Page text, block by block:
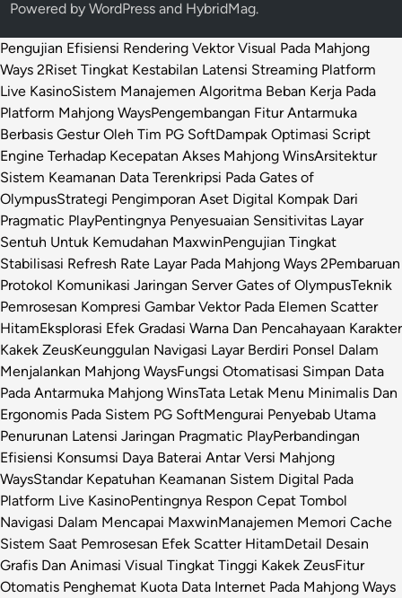
Powered byWordPress and HybridMag.
Pengujian Efisiensi Rendering Vektor Visual Pada Mahjong
Ways 2Riset Tingkat Kestabilan Latensi Streaming Platform
Live KasinoSistem Manajemen Algoritma Beban Kerja Pada
Platform Mahjong WaysPengembangan Fitur Antarmuka
Berbasis Gestur Oleh Tim PG SoftDampak Optimasi Script
Engine Terhadap Kecepatan Akses Mahjong WinsArsitektur
Sistem Keamanan Data Terenkripsi Pada Gates of
OlympusStrategi Pengimporan Aset Digital Kompak Dari
Pragmatic PlayPentingnya Penyesuaian Sensitivitas Layar
Sentuh Untuk Kemudahan MaxwinPengujian Tingkat
Stabilisasi Refresh Rate Layar Pada Mahjong Ways 2Pembaruan
Protokol Komunikasi Jaringan Server Gates of OlympusTeknik
Pemrosesan Kompresi Gambar Vektor Pada Elemen Scatter
HitamEksplorasi Efek Gradasi Warna Dan Pencahayaan Karakter
Kakek ZeusKeunggulan Navigasi Layar Berdiri Ponsel Dalam
Menjalankan Mahjong WaysFungsi Otomatisasi Simpan Data
Pada Antarmuka Mahjong WinsTata Letak Menu Minimalis Dan
Ergonomis Pada Sistem PG SoftMengurai Penyebab Utama
Penurunan Latensi Jaringan Pragmatic PlayPerbandingan
Efisiensi Konsumsi Daya Baterai Antar Versi Mahjong
WaysStandar Kepatuhan Keamanan Sistem Digital Pada
Platform Live KasinoPentingnya Respon Cepat Tombol
Navigasi Dalam Mencapai MaxwinManajemen Memori Cache
Sistem Saat Pemrosesan Efek Scatter HitamDetail Desain
Grafis Dan Animasi Visual Tingkat Tinggi Kakek ZeusFitur
Otomatis Penghemat Kuota Data Internet Pada Mahjong Ways